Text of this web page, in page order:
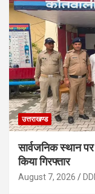
उत्तराखण्ड
सार्वजनिक स्थान
किया गिरफ्तार
August 7, 2026